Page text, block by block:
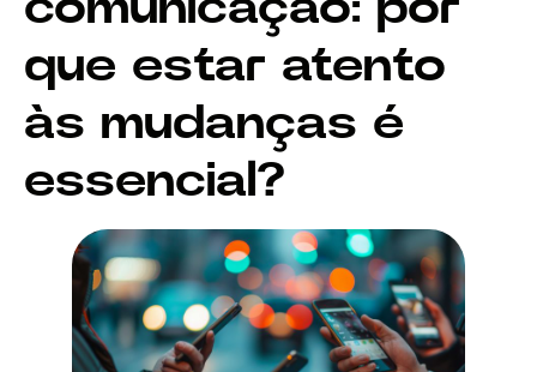
que estar atento
às mudanças é
essencial?